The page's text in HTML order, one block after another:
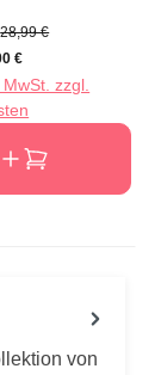
Regulärer Preis:
28,99 €
€
zzgl.
von